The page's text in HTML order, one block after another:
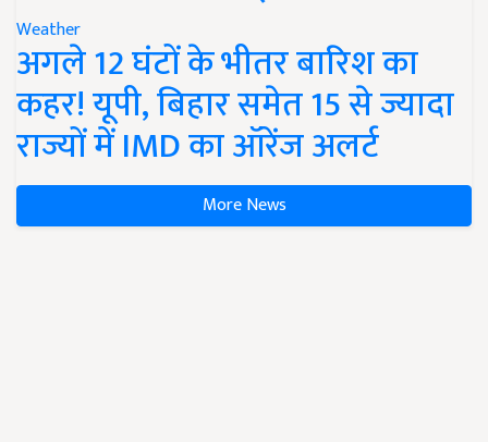
Weather
अगले 12 घंटों के भीतर बारिश का
कहर! यूपी, बिहार समेत 15 से ज्यादा
राज्यों में IMD का ऑरेंज अलर्ट
More News